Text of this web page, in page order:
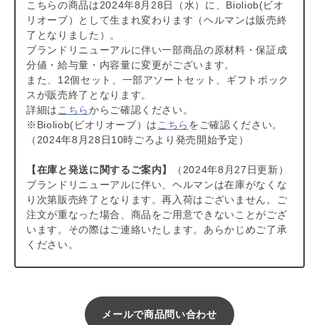
こちらの商品は2024年8月28日（水）に、Bioliob(ビオ
リオーブ）として生まれ変わります（ヘルマンは販売終
了となりました）。
ブランドリニューアルに伴い一部商品の原材料・保証成
分値・給与量・内容量に変更がございます。
また、12個セット、一部アソートセット、ギフトボック
スが販売終了となります。
詳細はこちらからご確認ください。
※Bioliob(ビオリオーブ）はこちら をご確認ください。
（2024年8月28日10時ごろより発売開始予定）
【在庫と発送に関するご案内】
（2024年8月27日更新）
ブランドリニューアルに伴い、ヘルマンは在庫がなくな
り次第販売終了となります。再入荷はございません。ご
注文が重なった場合、商品をご用意できないことがござ
います。その際はご連絡いたします。あらかじめご了承
ください。
メールで商品問い合わせ